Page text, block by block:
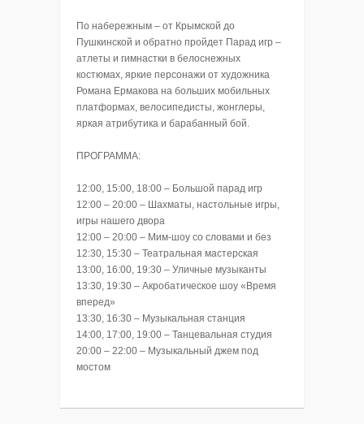
По набережным – от Крымской до
Пушкинской и обратно пройдет Парад игр –
атлеты и гимнастки в белоснежных
костюмах, яркие персонажи от художника
Романа Ермакова на больших мобильных
платформах, велосипедисты, жонглеры,
яркая атрибутика и барабанный бой.
ПРОГРАММА:
12:00, 15:00, 18:00 – Большой парад игр
12:00 – 20:00 – Шахматы, настольные игры,
игры нашего двора
12:00 – 20:00 – Мим-шоу со словами и без
12:30, 15:30 – Театральная мастерская
13:00, 16:00, 19:30 – Уличные музыканты
13:30, 19:30 – Акробатическое шоу «Время
вперед»
13:30, 16:30 – Музыкальная станция
14:00, 17:00, 19:00 – Танцевальная студия
20:00 – 22:00 – Музыкальный джем под
мостом